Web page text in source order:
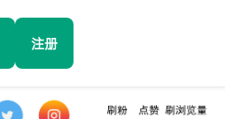
注册